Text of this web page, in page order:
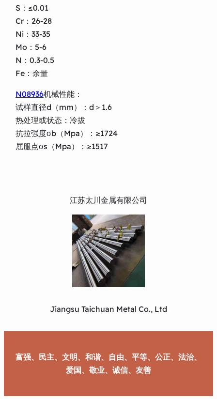
S：≤0.01
Cr：26-28
Ni：33-35
Mo：5-6
N：0.3-0.5
Fe：余量
N08936机械性能：
试样直径d（mm）：d＞1.6
热处理或状态：冷拔
抗拉强度σb（Mpa）：≥1724
屈服点σs（Mpa）：≥1517
江苏太川金属有限公司
Jiangsu Taichuan Metal Co., Ltd
富强、民主、文明、和谐、自由、平等、公正、法治、
爱国、敬业、诚信、友善